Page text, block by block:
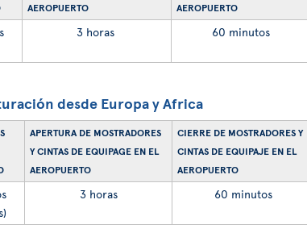
AEROPUERTO
AEROPUERTO
3 horas 60 minutos
desde Europa y Africa
APERTURA DE MOSTRADORES
Y CINTAS DE EQUIPAGE EN EL
AEROPUERTO
CIERRE DE MOSTRADORES Y
CINTAS DE EQUIPAJE EN EL
AEROPUERTO
3 horas 60 minutos